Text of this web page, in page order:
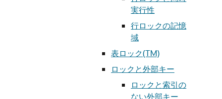
実行性
行ロックの記憶
域
表ロック(TM)
ロックと外部キー
ロックと索引の
ない外部キー